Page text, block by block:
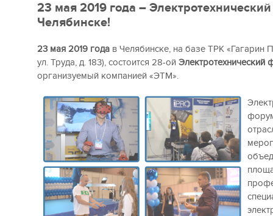
23 мая 2019 года –
Челябинске!
23 мая 2019 годав Челябинске, на базе ТРК «Гагарин
ул. Труда, д. 183), состоится 28-ой Электротехнический
организуемый компанией «ЭТМ».